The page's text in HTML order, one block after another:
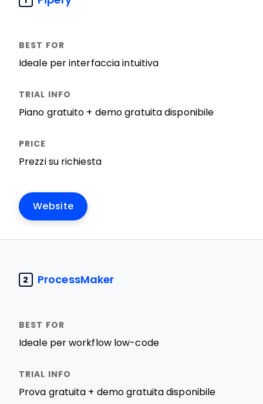
Ideale per interfaccia intuitiva
Piano gratuito + demo gratuita disponibile
Prezzi su richiesta
Website
2 ProcessMaker
Ideale per workflow low-code
Prova gratuita + demo gratuita disponibile